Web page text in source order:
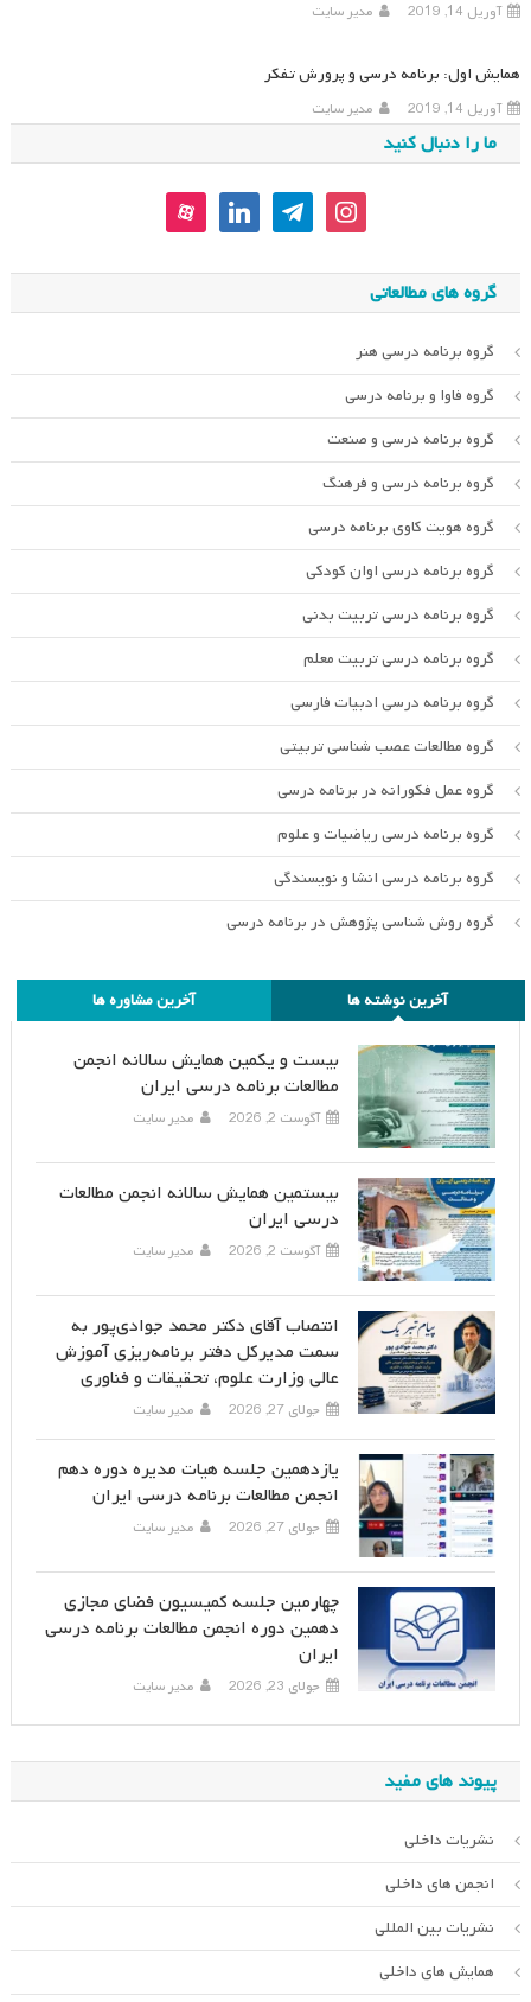
آوریل 14, 2019 مدیر سایت
همایش اول: برنامه درسی و پرورش تفکر
آوریل 14, 2019 مدیر سایت
ما را دنبال کنید
instagram
telegram
linkedin
aparat
گروه های مطالعاتی
گروه برنامه درسی هنر
گروه فاوا و برنامه درسی
گروه برنامه درسی و صنعت
گروه برنامه درسی و فرهنگ
گروه هویت کاوی برنامه درسی
گروه برنامه درسی اوان کودکی
گروه برنامه درسی تربیت بدنی
گروه برنامه درسی تربیت معلم
گروه برنامه درسی ادبیات فارسی
گروه مطالعات عصب شناسی تربیتی
گروه عمل فکورانه در برنامه درسی
گروه برنامه درسی ریاضیات و علوم
گروه برنامه درسی انشا و نویسندگی
گروه روش شناسی پژوهش در برنامه درسی
آخرین نوشته ها آخرین مشاوره ها
بیست و یکمین همایش سالانه انجمن
مطالعات برنامه درسی ایران
آگوست 2, 2026 مدیر سایت
بیستمین همایش سالانه انجمن مطالعات
درسی ایران
آگوست 2, 2026 مدیر سایت
انتصاب آقای دکتر محمد جوادی‌پور به
سمت مدیرکل دفتر برنامه‌ریزی آموزش
عالی وزارت علوم، تحقیقات و فناوری
جولای 27, 2026 مدیر سایت
یازدهمین جلسه هیات مدیره دوره دهم
انجمن مطالعات برنامه درسی ایران
جولای 27, 2026 مدیر سایت
چهارمین جلسه کمیسیون فضای مجازی
دهمین دوره انجمن مطالعات برنامه درسی
ایران
جولای 23, 2026 مدیر سایت
پیوند های مفید
نشریات داخلی
انجمن های داخلی
نشریات بین المللی
همایش های داخلی